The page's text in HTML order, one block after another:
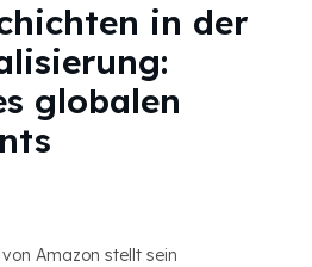
in der
globalen
Amazon stellt sein